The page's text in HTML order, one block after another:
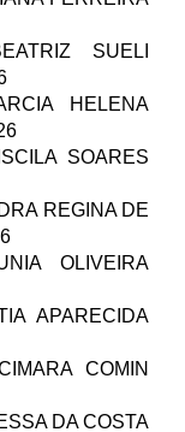
SUELI
HELENA
SOARES
REGINA DE
OLIVEIRA
APARECIDA
COMIN
DA COSTA